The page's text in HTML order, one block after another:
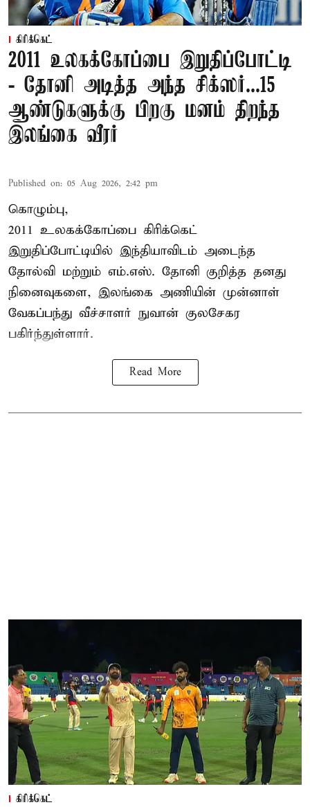
கிரிக்கெட்
2011 உலகக்கோப்பை இறுதிப்போட்டி
- தோனி அடித்த அந்த சிக்ஸர்...15
ஆண்டுகளுக்கு பிறகு மனம் திறந்த
இலங்கை வீரர்
Published on: 05 Aug 2026, 2:42 pm
கொழும்பு,
2011 உலகக்கோப்பை கிரிக்கெட்
இறுதிப்போட்டியில் இந்தியாவிடம் அடைந்த
தோல்வி மற்றும் எம்.எஸ். தோனி குறித்த தனது
நினைவுகளை, இலங்கை அணியின் முன்னாள்
வேகப்பந்து வீச்சாளர் நுவான் குலசேகர
பகிர்ந்துள்ளார்.
Read More
கிரிக்கெட்